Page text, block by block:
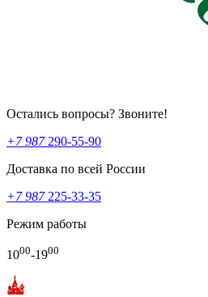
Остались вопросы? Звоните!
+7 987290-55-90
Доставка по всей России
+7 987225-33-35
Режим работы
1000-1900